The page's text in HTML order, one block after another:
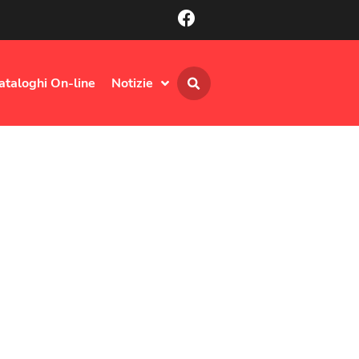
On-line Notizie